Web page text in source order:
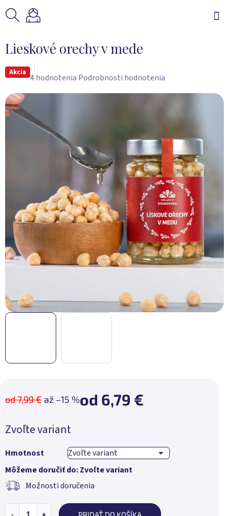
na
Lieskové orechy v mede
Akcia Priemerné
je
5,0
hviezdičiek.
4 hodnotenia Podrobnosti hodnotenia
od 7,99 € až –15 %od 6,79 €
cena:
Zvoľte variant
Hmotnost
Môžeme doručiť do:Zvoľte variant
Možnosti doručenia